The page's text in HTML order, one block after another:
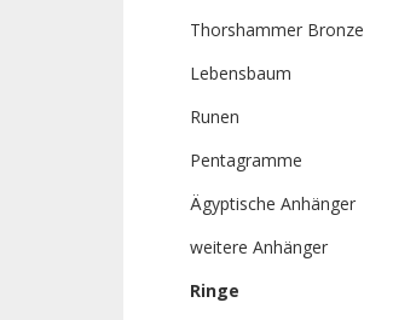
Thorshammer Bronze
Lebensbaum
Runen
Pentagramme
Ägyptische Anhänger
weitere Anhänger
Ringe